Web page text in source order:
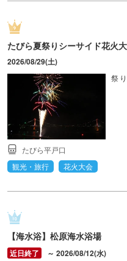
たびら夏祭りシーサイド花火
2026/08/29(土)
祭
たびら平戸口
観光・旅行
花火大会
【海水浴】松原海水浴場
～ 2026/08/12(水)